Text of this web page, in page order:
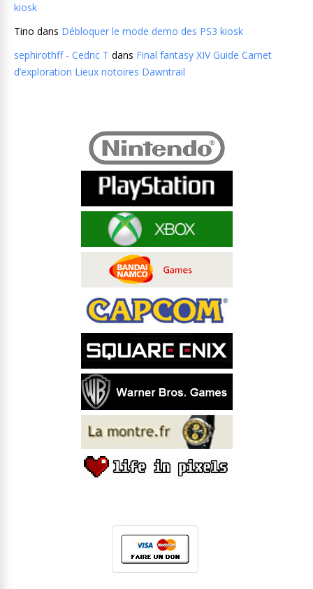
kiosk
Tino dans Débloquer le mode demo des PS3 kiosk
sephirothff - Cedric T dans Final fantasy XIV Guide Carnet
d’exploration Lieux notoires Dawntrail